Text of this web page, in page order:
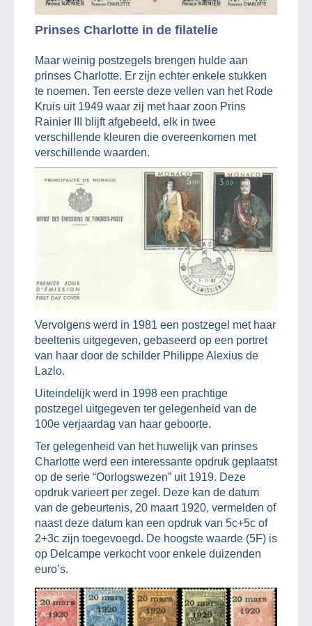
Prinses Charlotte in de filatelie
Maar weinig postzegels brengen hulde aan
prinses Charlotte. Er zijn echter enkele stukken
te noemen. Ten eerste deze vellen van het Rode
Kruis uit 1949 waar zij met haar zoon Prins
Rainier III blijft afgebeeld, elk in twee
verschillende kleuren die overeenkomen met
verschillende waarden.
Vervolgens werd in 1981 een postzegel met haar
beeltenis uitgegeven, gebaseerd op een portret
van haar door de schilder Philippe Alexius de
Lazlo.
Uiteindelijk werd in 1998 een prachtige
postzegel uitgegeven ter gelegenheid van de
100e verjaardag van haar geboorte.
Ter gelegenheid van het huwelijk van prinses
Charlotte werd een interessante opdruk geplaatst
op de serie “Oorlogswezen” uit 1919. Deze
opdruk varieert per zegel. Deze kan de datum
van de gebeurtenis, 20 maart 1920, vermelden of
naast deze datum kan een opdruk van 5c+5c of
2+3c zijn toegevoegd. De hoogste waarde (5F) is
op Delcampe verkocht voor enkele duizenden
euro’s.